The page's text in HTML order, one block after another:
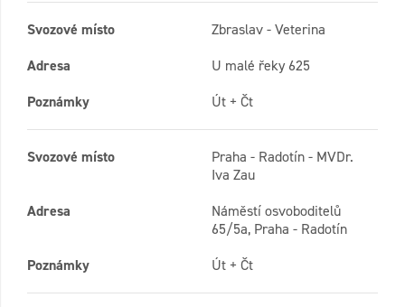
Svozové místo
Zbraslav - Veterina
Adresa
U malé řeky 625
Poznámky
Út + Čt
Svozové místo
Praha - Radotín - MVDr.
Iva Zau
Adresa
Náměstí osvoboditelů
65/5a, Praha - Radotín
Poznámky
Út + Čt